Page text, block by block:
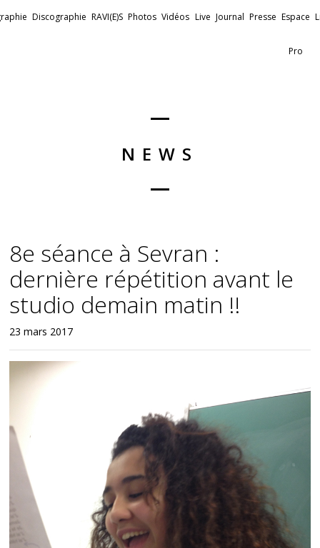
Discographie RAVI(E)S Photos Vidéos Live Journal Presse Espace
Pro
NEWS
8e séance à Sevran :
dernière répétition avant le
studio demain matin !!
23 mars 2017